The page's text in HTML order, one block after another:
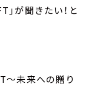
が聞きたい！と
～未来への贈り